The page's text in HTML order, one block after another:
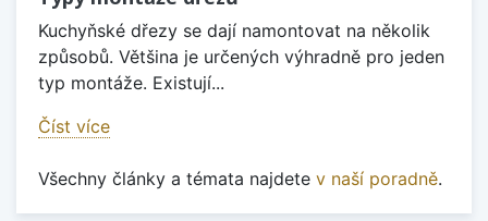
Kuchyňské dřezy se dají namontovat na několik
způsobů. Většina je určených výhradně pro jeden
typ montáže. Existují...
Číst více
Všechny články a témata najdete v naší poradně.